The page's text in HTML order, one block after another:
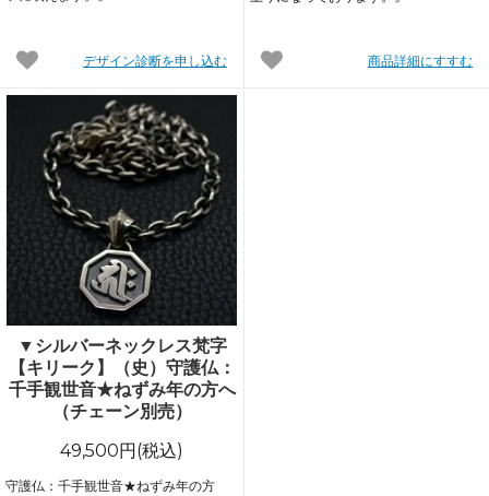
デザイン診断を申し込む 商品詳細にすすむ
▼シルバーネックレス梵字
【キリーク】（史）守護仏：
千手観世音★ねずみ年の方へ
（チェーン別売）
49,500円(税込)
守護仏：千手観世音★ねずみ年の方